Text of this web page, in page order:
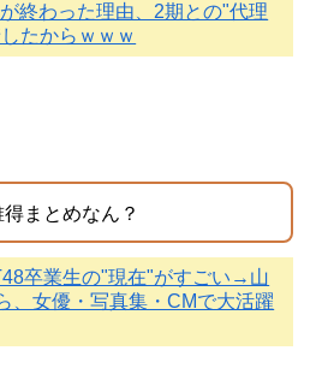
が終わった理由、2期との"代理
たからｗｗｗ
まとめなん？
卒業生の"現在"がすごい→山
、女優・写真集・CMで大活躍